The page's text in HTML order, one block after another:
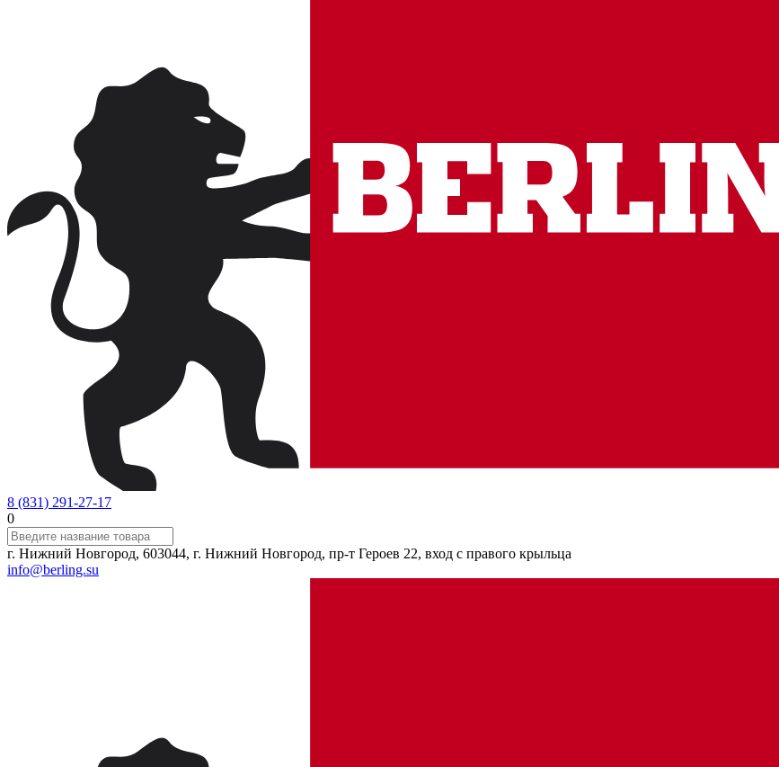
8 (831) 291-27-17
0
г. Нижний Новгород, 603044, г. Нижний Новгород, пр-т Героев 22, вход с правого крыльца
info@berling.su